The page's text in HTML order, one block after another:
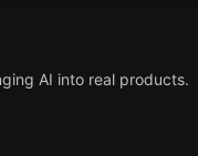
AI into real products.